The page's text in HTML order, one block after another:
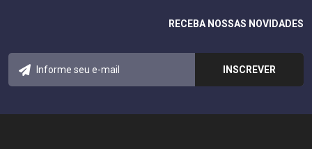
RECEBA NOSSAS NOVIDADES